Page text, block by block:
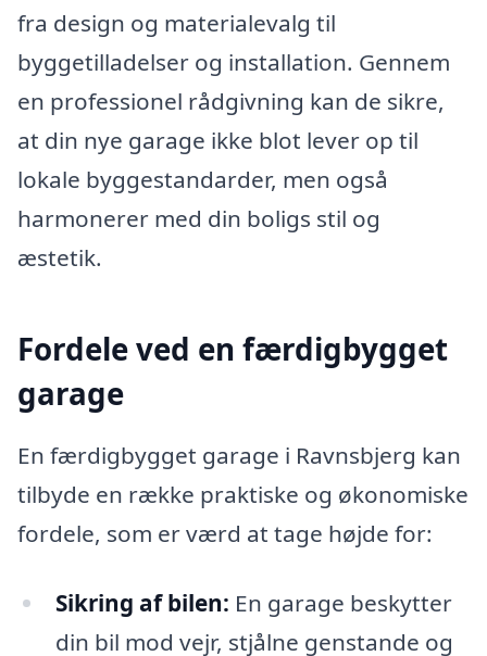
fra design og materialevalg til
byggetilladelser og installation. Gennem
en professionel rådgivning kan de sikre,
at din nye garage ikke blot lever op til
lokale byggestandarder, men også
harmonerer med din boligs stil og
æstetik.
Fordele ved en færdigbygget
garage
En færdigbygget garage i Ravnsbjerg kan
tilbyde en række praktiske og økonomiske
fordele, som er værd at tage højde for:
Sikring af bilen: En garage beskytter
din bil mod vejr, stjålne genstande og